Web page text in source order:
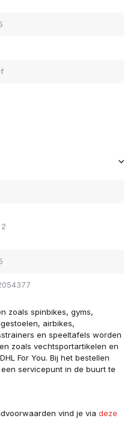
zoals spinbikes, gyms,
airbikes,
en speeltafels worden
zoals vechtsportartikelen en
For You. Bij het bestellen
servicepunt in de buurt te
vind je via deze